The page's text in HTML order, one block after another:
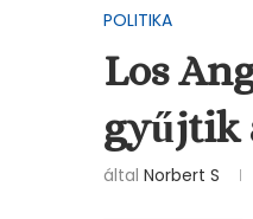
POLITIKA
Los
gyűjtik
által Norbert S